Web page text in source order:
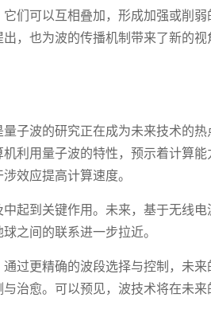
们可以互相叠加，形成加强或削
，也为波的传播机制带来了新的
子波的研究正在成为未来技术的
利用量子波的特性，预示着计算
效应提高计算速度。
起到关键作用。未来，基于无线
之间的联系进一步拉近。
过更精确的波段选择与控制，未
治愈。可以预见，波技术将在未